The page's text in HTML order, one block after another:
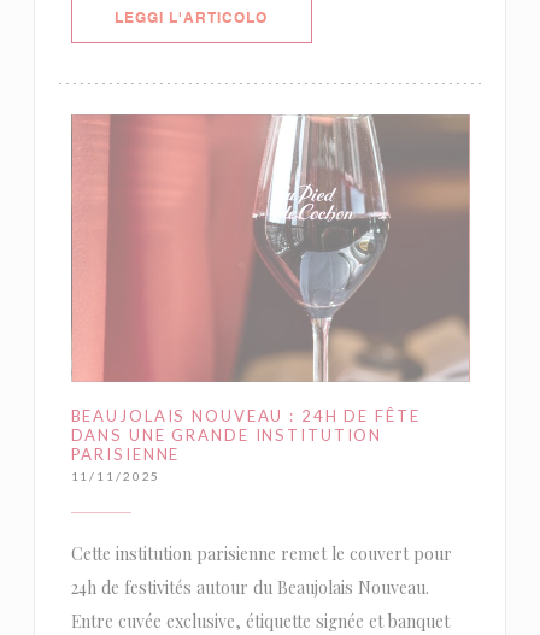
LEGGI L'ARTICOLO
BEAUJOLAIS NOUVEAU : 24H DE FÊTE
DANS UNE GRANDE INSTITUTION
PARISIENNE
11/11/2025
Cette institution parisienne remet le couvert pour
24h de festivités autour du Beaujolais Nouveau.
Entre cuvée exclusive, étiquette signée et banquet